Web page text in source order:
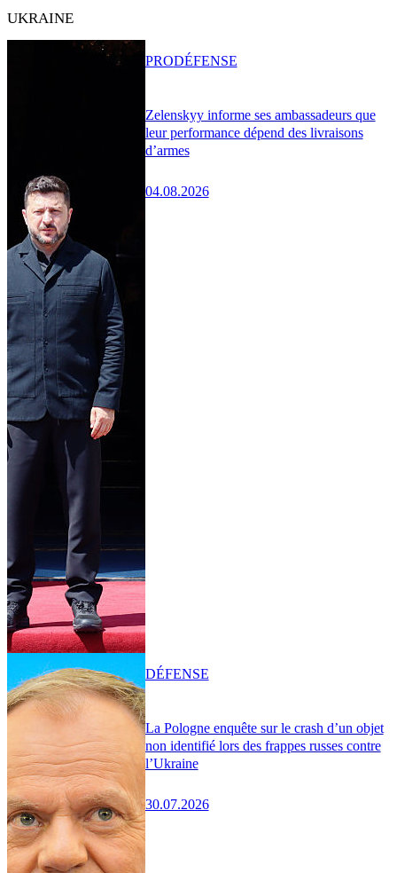
UKRAINE
Zelenskyy informe ses ambassadeurs que
leur performance dépend des livraisons
d’armes
04.08.2026
PRODÉFENSE
La Pologne enquête sur le crash d’un objet
non identifié lors des frappes russes contre
l’Ukraine
30.07.2026
DÉFENSE